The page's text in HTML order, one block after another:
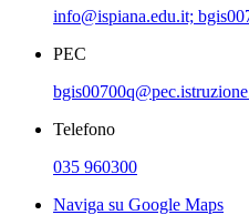
info@ispiana.edu.it;
PEC
Telefono
035 960300
Naviga su Google Maps